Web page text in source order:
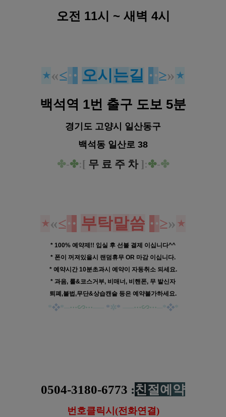
오전 11시 ~ 새벽 4시
⋆«≤·· 오시 는길 ··≥»⋆
백석역 1번 출구 도보 5분
경기도 고양시 일산동구
백석동 일산로 38
✤-✤:[ 무 료 주 차 ]:✤-✤
⋆«≤·· 부탁말씀 ··≥»⋆
* 100% 예약제!! 입실 후 선불 결제 이십니다^^
* 폰이 꺼져있을시 랜덤휴무 OR 마감 이십니다.
* 예약시간 10분초과시 예약이 자동취소 되세요.
* 과음, 룰&코스거부, 비매너, 비핸폰, 무 발신자
퇴폐,불법,무단&상습캔슬 등은 예약불가하세요.
❖* ···∽··· *✲* ···∽··· ❖*
0504-3180-6773 :친절예약
번호클릭시(전화연결)